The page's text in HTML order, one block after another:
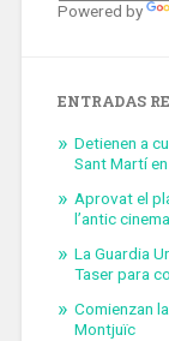
Powered by
ENTRADAS
Detienen a
Sant Martí
Aprovat el
l’antic
La Guardia
Taser para
Comienzan
Montjuïc